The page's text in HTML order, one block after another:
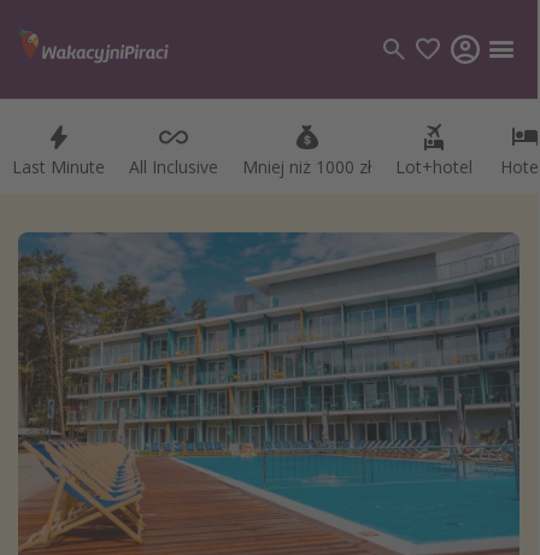
Last Minute All Inclusive Mniej niż 1000 zł Lot+hotel
Kategorie
Hotele
Wakacje
Rejsy
Kierunki
Grecja
Turcja
Egipt